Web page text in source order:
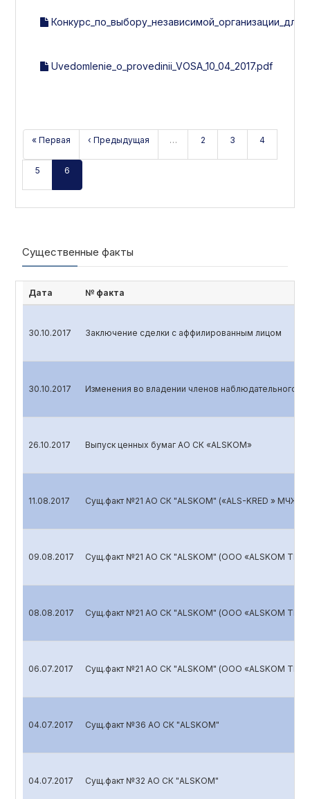
Uvedomlenie_o_provedinii_VOSA_10_04_2017.pdf
« Первая ‹ Предыдущая … 2 3 4
5 6
Существенные факты
Дата № факта
30.10.2017 Заключение сделки с аффилированным лицом
30.10.2017 Изменения во владении членов наблюдательного
26.10.2017 Выпуск ценных бумаг АО СК «ALSKOM»
11.08.2017 Сущ.факт №21 АО СК "ALSKOM" («ALS-KRED » МЧЖ)
09.08.2017 Сущ.факт №21 АО СК "ALSKOM" (ООО «ALSKOM
08.08.2017 Сущ.факт №21 АО СК "ALSKOM" (ООО «ALSKOM
06.07.2017 Сущ.факт №21 АО СК "ALSKOM" (ООО «ALSKOM
04.07.2017 Сущ.факт №36 АО СК "ALSKOM"
04.07.2017 Сущ.факт №32 АО СК "ALSKOM"